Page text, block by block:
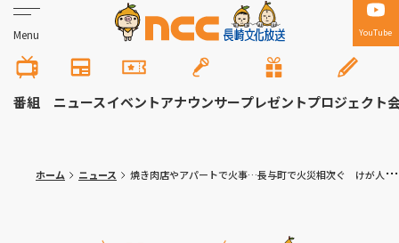
Menu YouTube
番組 ニュースイベントアナウンサープレゼントプロジェクト
ホーム ニュース 焼き肉店やアパートで火事…長与町で火災相次ぐ けが人なし